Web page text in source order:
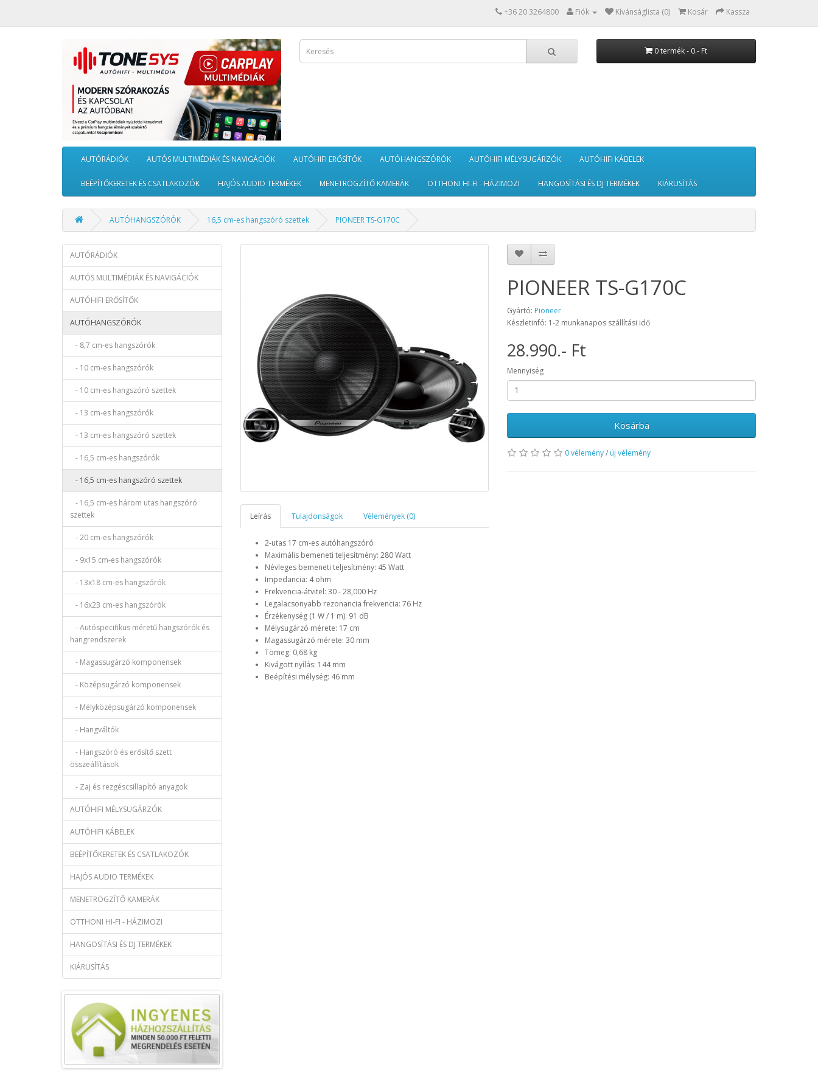
+36 20 3264800 Fiók Kívánságlista (0) Kosár Kassza
0 termék - 0.- Ft
AUTÓRÁDIÓK AUTÓS MULTIMÉDIÁK ÉS NAVIGÁCIÓK AUTÓHIFI ERŐSÍTŐK AUTÓHANGSZÓRÓK AUTÓHIFI MÉLYSUGÁRZÓK AUTÓHIFI KÁBELEK
BEÉPÍTŐKERETEK ÉS CSATLAKOZÓK HAJÓS AUDIO TERMÉKEK MENETRÖGZÍTŐ KAMERÁK OTTHONI HI-FI - HÁZIMOZI HANGOSÍTÁSI ÉS DJ TERMÉKEK KIÁRUSÍTÁS
AUTÓHANGSZÓRÓK 16,5 cm-es hangszóró szettek PIONEER TS-G170C
AUTÓRÁDIÓK
AUTÓS MULTIMÉDIÁK ÉS NAVIGÁCIÓK
AUTÓHIFI ERŐSÍTŐK
AUTÓHANGSZÓRÓK
- 8,7 cm-es hangszórók
- 10 cm-es hangszórók
- 10 cm-es hangszóró szettek
- 13 cm-es hangszórók
- 13 cm-es hangszóró szettek
- 16,5 cm-es hangszórók
- 16,5 cm-es hangszóró szettek
- 16,5 cm-es három utas hangszóró
szettek
- 20 cm-es hangszórók
- 9x15 cm-es hangszórók
- 13x18 cm-es hangszórók
- 16x23 cm-es hangszórók
- Autóspecifikus méretű hangszórók és
hangrendszerek
- Magassugárzó komponensek
- Középsugárzó komponensek
- Mélyközépsugárzó komponensek
- Hangváltók
- Hangszóró és erősítő szett
összeállítások
- Zaj és rezgéscsillapító anyagok
AUTÓHIFI MÉLYSUGÁRZÓK
AUTÓHIFI KÁBELEK
BEÉPÍTŐKERETEK ÉS CSATLAKOZÓK
HAJÓS AUDIO TERMÉKEK
MENETRÖGZÍTŐ KAMERÁK
OTTHONI HI-FI - HÁZIMOZI
HANGOSÍTÁSI ÉS DJ TERMÉKEK
KIÁRUSÍTÁS
Leírás Tulajdonságok Vélemények (0)
2-utas 17 cm-es autóhangszóró
Maximális bemeneti teljesítmény: 280 Watt
Névleges bemeneti teljesítmény: 45 Watt
Impedancia: 4 ohm
Frekvencia-átvitel: 30 - 28,000 Hz
Legalacsonyabb rezonancia frekvencia: 76 Hz
Érzékenység (1 W / 1 m): 91 dB
Mélysugárzó mérete: 17 cm
Magassugárzó mérete: 30 mm
Tömeg: 0,68 kg
Kivágott nyílás: 144 mm
Beépítési mélység: 46 mm
PIONEER TS-G170C
Gyártó: Pioneer
Készletinfó: 1-2 munkanapos szállítási idő
28.990.- Ft
Mennyiség
Kosárba
0 vélemény/ új vélemény